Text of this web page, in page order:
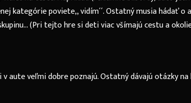
kategórie poviete,, vidím´´. Ostatný musia hádať o
(Pri tejto hre si deti viac všímajú cestu a
aute veľmi dobre poznajú. Ostatný dávajú otázky